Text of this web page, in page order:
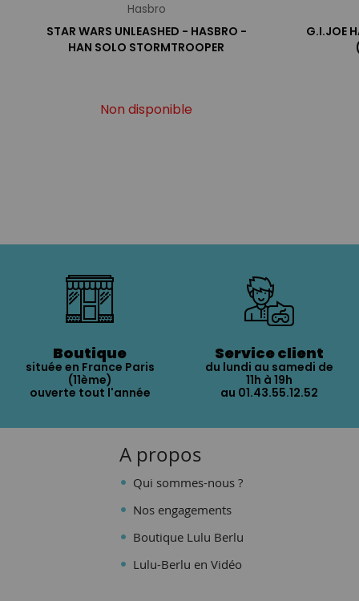
Hasbro
STAR WARS UNLEASHED - HASBRO -
HAN SOLO STORMTROOPER
Non disponible
G.I.JOE
Boutique
située en France Paris
(11ème)
ouverte tout l'année
Service client
du lundi au samedi de
11h à 19h
au 01.43.55.12.52
A propos
Qui sommes-nous ?
Nos engagements
Boutique Lulu Berlu
Lulu-Berlu en Vidéo